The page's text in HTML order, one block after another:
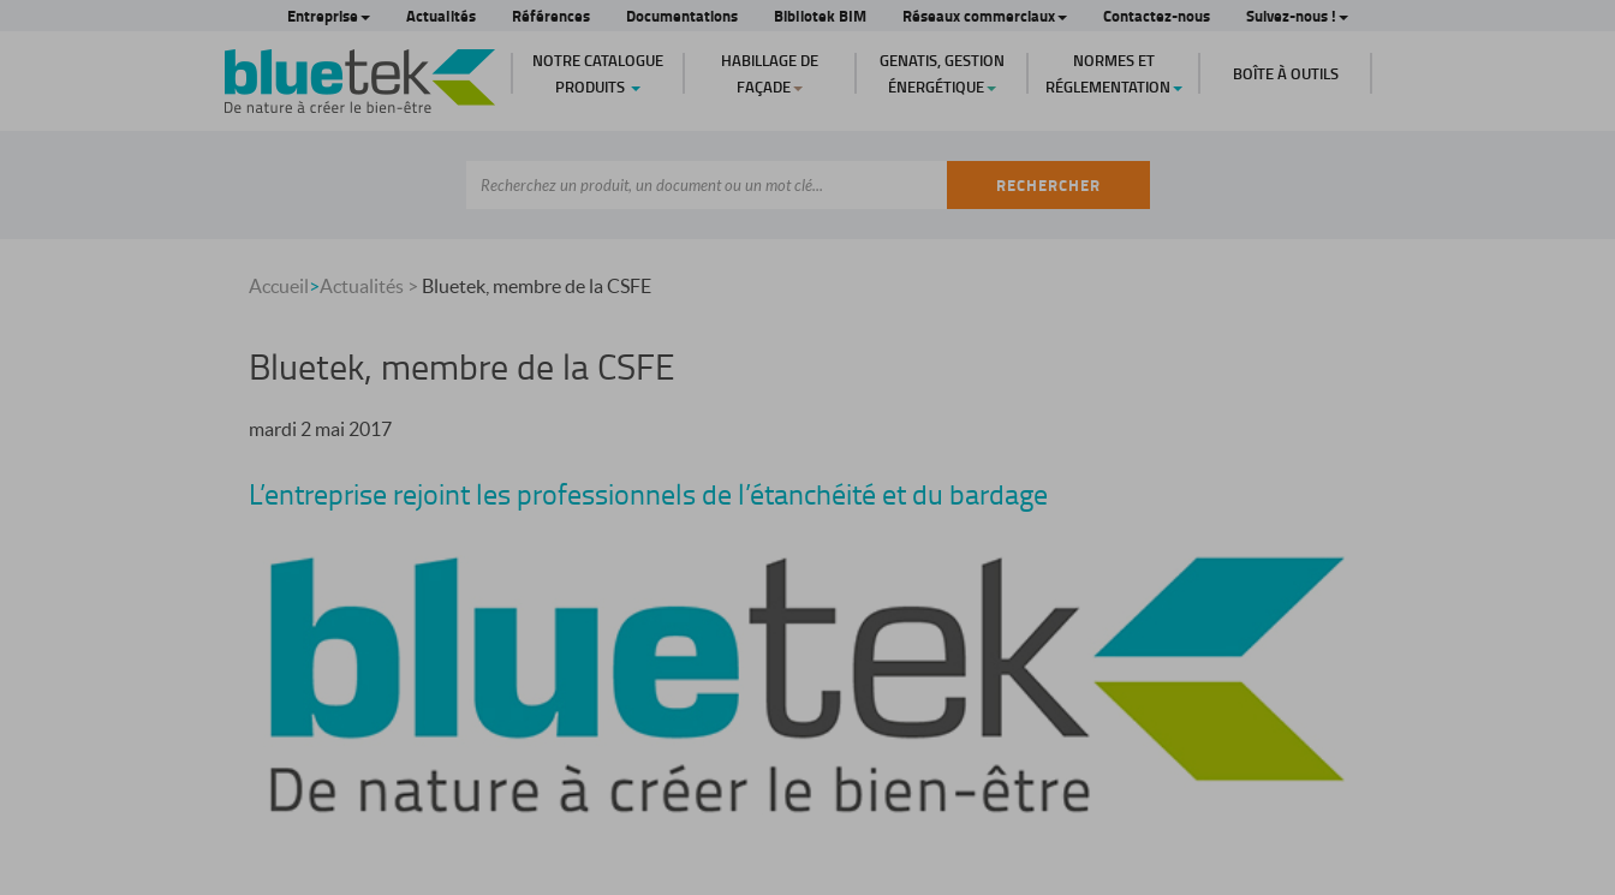
Entreprise Actualités Références Documentations Bibliotek BIM Réseaux commerciaux Contactez-nous Suivez-nous !
NOTRE CATALOGUE
PRODUITS
HABILLAGE DE
FAÇADE
GENATIS, GESTION
ÉNERGÉTIQUE
NORMES ET
RÉGLEMENTATION
BOÎTE À OUTILS
RECHERCHER
Accueil>Actualités > Bluetek, membre de la CSFE
Bluetek, membre de la CSFE
mardi 2 mai 2017
L’entreprise rejoint les professionnels de l’étanchéité et du bardage